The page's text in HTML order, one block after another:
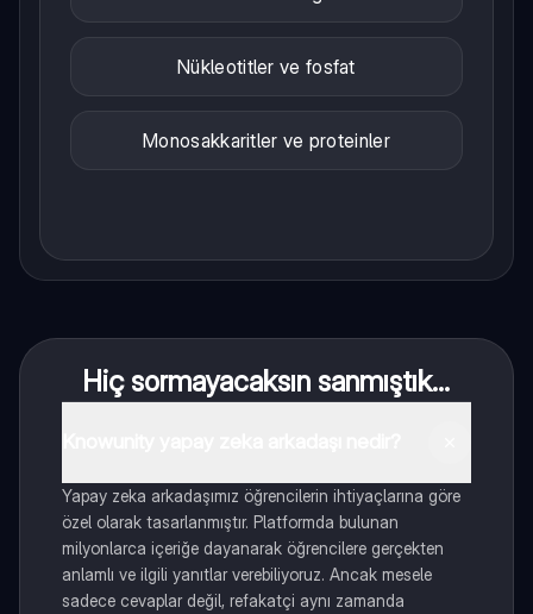
Nükleotitler ve fosfat
Monosakkaritler ve proteinler
Hiç sormayacaksın sanmıştık...
Yapay zeka arkadaşımız öğrencilerin ihtiyaçlarına göre
özel olarak tasarlanmıştır. Platformda bulunan
milyonlarca içeriğe dayanarak öğrencilere gerçekten
anlamlı ve ilgili yanıtlar verebiliyoruz. Ancak mesele
sadece cevaplar değil, refakatçi aynı zamanda